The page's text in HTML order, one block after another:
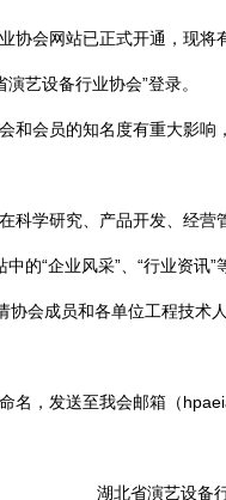
会网站已正式开通，现将
艺设备行业协会”登录。
会员的知名度有重大影响
学研究、产品开发、经营
的“企业风采”、“行业资讯
会成员和各单位工程技术
名，发送至我会邮箱（
行业